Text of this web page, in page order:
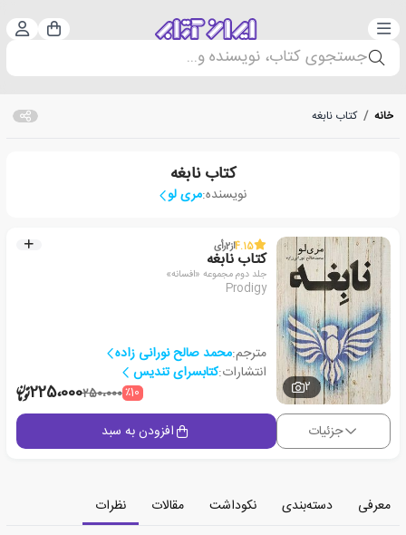
دسته‌بندی سبد
جستجوی کتاب، نویسنده و...
خانه / کتاب نابغه
کتاب نابغه
نویسنده:مری لو
2
4.15از2رأی
کتاب نابغه
جلد دوم مجموعه «افسانه»
Prodigy
مترجم:محمد صالح نورانی زاده
انتشارات:کتابسرای تندیس
٪10250،000225،000
جزئیات افزودن به سبد
معرفی دسته‌بندی نکوداشت مقالات
نظرات